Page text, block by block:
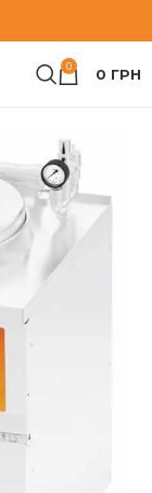
0 0 ГРН